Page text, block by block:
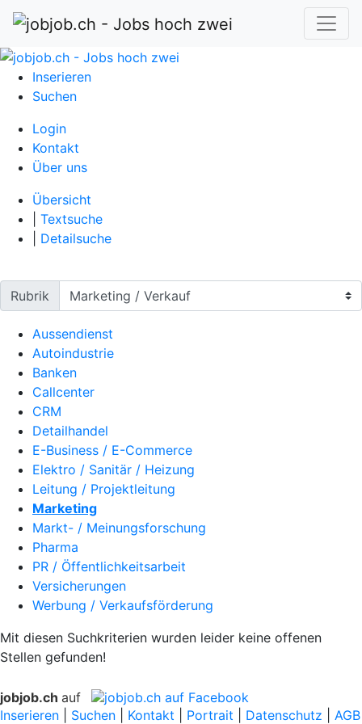
Inserieren
Suchen
Login
Kontakt
Über uns
Übersicht
Textsuche
Detailsuche
Rubrik
Aussendienst
Autoindustrie
Banken
Callcenter
CRM
Detailhandel
E-Business / E-Commerce
Elektro / Sanitär / Heizung
Leitung / Projektleitung
Marketing
Markt- / Meinungsforschung
Pharma
PR / Öffentlichkeitsarbeit
Versicherungen
Werbung / Verkaufsförderung
Mit diesen Suchkriterien wurden leider keine offenen
Stellen gefunden!
jobjob.ch auf
Inserieren
Suchen Kontakt Portrait Datenschutz AGB